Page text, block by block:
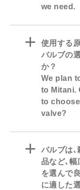
we need.
a
使用する
バルブの
か？
We plan
to Mitani.
to
valve?
a
バルブは､
品など､幅
を選んで
に適した